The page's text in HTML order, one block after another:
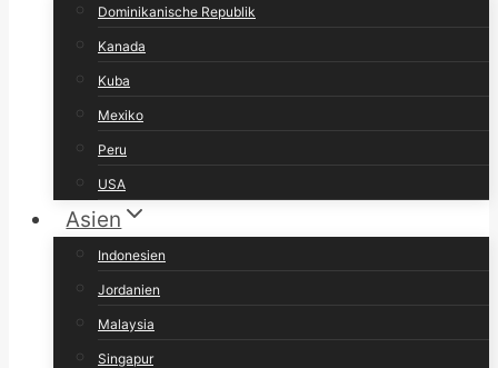
Dominikanische Republik
Kanada
Kuba
Mexiko
Peru
USA
Asien
Indonesien
Jordanien
Malaysia
Singapur